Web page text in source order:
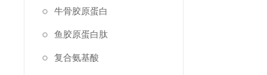
牛骨胶原蛋白
鱼胶原蛋白肽
复合氨基酸